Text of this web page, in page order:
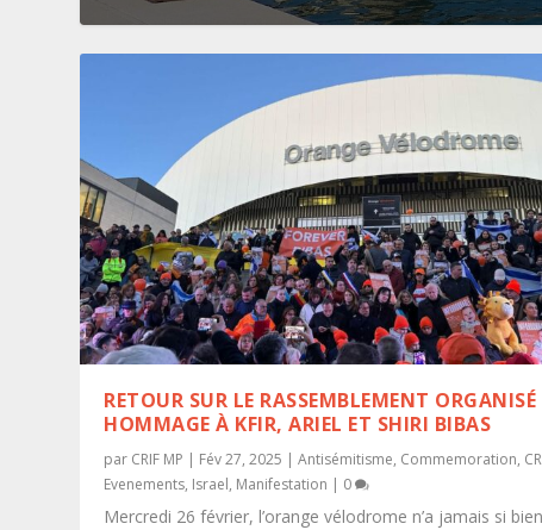
RETOUR SUR LE RASSEMBLEMENT ORGANISÉ
HOMMAGE À KFIR, ARIEL ET SHIRI BIBAS
par CRIF MP | Fév 27, 2025 |Antisémitisme, Commemoration,
Evenements, Israel, Manifestation | 0
Mercredi 26 février, l’orange vélodrome n’a jamais si bien